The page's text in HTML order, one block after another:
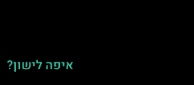
איפה לישון?